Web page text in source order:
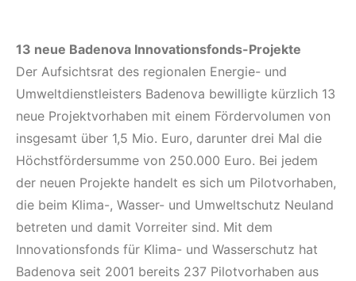
13 neue Badenova Innovationsfonds-Projekte
Der Aufsichtsrat des regionalen Energie- und
Umweltdienstleisters Badenova bewilligte kürzlich 13
neue Projektvorhaben mit einem Fördervolumen von
insgesamt über 1,5 Mio. Euro, darunter drei Mal die
Höchstfördersumme von 250.000 Euro. Bei jedem
der neuen Projekte handelt es sich um Pilotvorhaben,
die beim Klima-, Wasser- und Umweltschutz Neuland
betreten und damit Vorreiter sind. Mit dem
Innovationsfonds für Klima- und Wasserschutz hat
Badenova seit 2001 bereits 237 Pilotvorhaben aus